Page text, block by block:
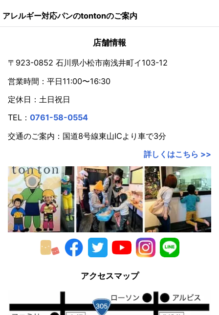
アレルギー対応パンのtontonのご案内
店舗情報
〒923-0852 石川県小松市南浅井町イ103-12
営業時間：平日11:00〜16:30
定休日：土日祝日
TEL： 0761-58-0554
交通のご案内：国道8号線東山ICより車で3分
詳しくはこちら >>
アクセスマップ